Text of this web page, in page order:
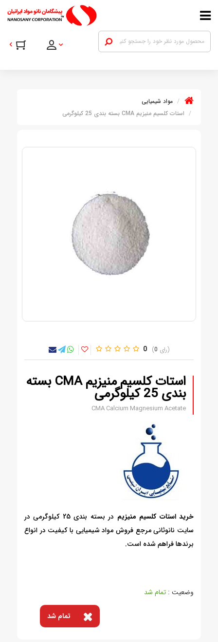
مواد شیمیایی
استات کلسیم منیزیم CMA بسته بندی 25 کیلوگرمی
0 0
استات کلسیم منیزیم CMA بسته
بندی 25 کیلوگرمی
CMA Calcium Magnesium Acetate
خرید استات کلسیم منیزیم
در بسته بندی 25 کیلوگرمی در
سایت نانوثانی مرجع فروش مواد شیمیایی با کیفیت در انواع
برندها فراهم شده است.
وضعیت : تمام شد
تمام شد